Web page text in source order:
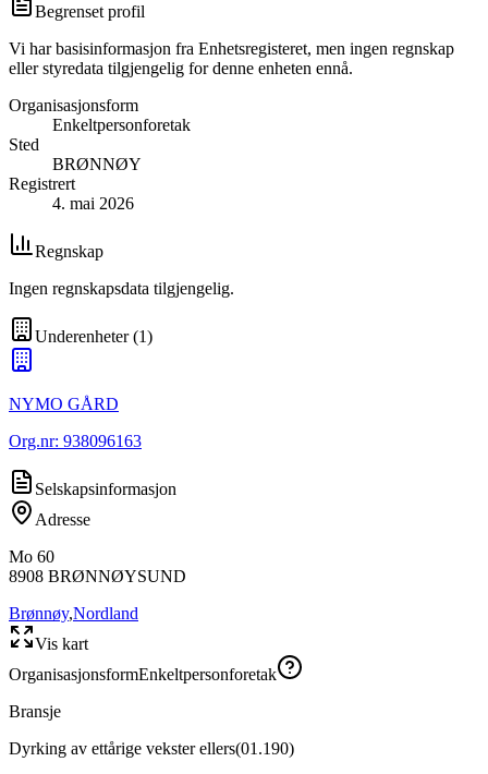
Begrenset profil
Vi har basisinformasjon fra Enhetsregisteret, men ingen regnskap
eller styredata tilgjengelig for denne enheten ennå.
Organisasjonsform
Enkeltpersonforetak
Sted
BRØNNØY
Registrert
4. mai 2026
Regnskap
Ingen regnskapsdata tilgjengelig.
Underenheter(1)
NYMO GÅRD
Org.nr: 938096163
Selskapsinformasjon
Adresse
Mo 60
8908 BRØNNØYSUND
Brønnøy,Nordland
Vis kart
OrganisasjonsformEnkeltpersonforetak
Bransje
Dyrking av ettårige vekster ellers(01.190)